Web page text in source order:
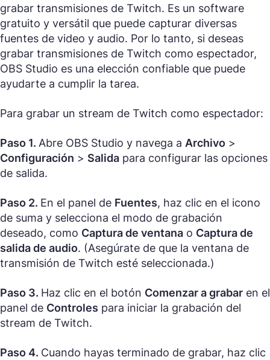
grabar transmisiones de Twitch. Es un software
gratuito y versátil que puede capturar diversas
fuentes de video y audio. Por lo tanto, si deseas
grabar transmisiones de Twitch como espectador,
OBS Studio es una elección confiable que puede
ayudarte a cumplir la tarea.
Para grabar un stream de Twitch como espectador:
Paso 1. Abre OBS Studio y navega a Archivo >
Configuración > Salida para configurar las opciones
de salida.
Paso 2. En el panel de Fuentes, haz clic en el icono
de suma y selecciona el modo de grabación
deseado, como Captura de ventana o Captura de
salida de audio. (Asegúrate de que la ventana de
transmisión de Twitch esté seleccionada.)
Paso 3. Haz clic en el botón Comenzar a grabar en el
panel de Controles para iniciar la grabación del
stream de Twitch.
Paso 4. Cuando hayas terminado de grabar, haz clic